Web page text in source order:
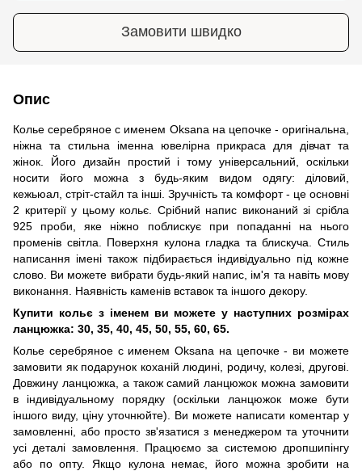
Замовити швидко
Опис
Колье серебряное с именем Oksana на цепочке - оригінальна,
ніжна та стильна іменна ювелірна прикраса для дівчат та
жінок. Його дизайн простий і тому універсальний, оскільки
носити його можна з будь-яким видом одягу: діловий,
кежьюал, стріт-стайл та інші. Зручність та комфорт - це основні
2 критерії у цьому кольє. Срібний напис виконаний зі срібла
925 проби, яке ніжно поблискує при попаданні на нього
променів світла. Поверхня кулона гладка та блискуча. Стиль
написання імені також підбирається індивідуально під кожне
слово. Ви можете вибрати будь-який напис, ім'я та навіть мову
виконання. Наявність каменів вставок та іншого декору.
Купити кольє з іменем ви можете у наступних розмірах
ланцюжка: 30, 35, 40, 45, 50, 55, 60, 65.
Колье серебряное с именем Oksana на цепочке - ви можете
замовити як подарунок коханій людині, родичу, колезі, другові.
Довжину ланцюжка, а також самий ланцюжок можна замовити
в індивідуальному порядку (оскільки ланцюжок може бути
іншого виду, ціну уточнюйте). Ви можете написати коментар у
замовленні, або просто зв'язатися з менеджером та уточнити
усі деталі замовлення. Працюємо за системою дропшипінгу
або по опту. Якщо кулона немає, його можна зробити на